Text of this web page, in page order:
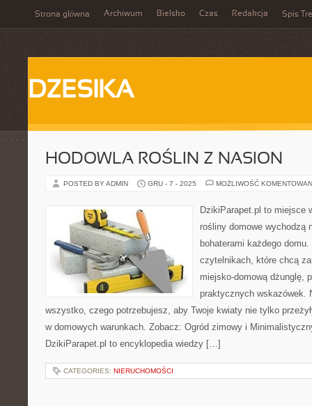
Strona główna Archiwum Bielsko Czas Redakcja Spis
DZESIKA
HODOWLA ROŚLIN Z NASION
POSTED BY ADMIN GRU - 7 - 2025 MOŻLIWOŚĆ
DzikiParapet.pl to miejsce
rośliny domowe wychodzą
bohaterami każdego
czytelnikach, które chcą
miejsko-domową dżunglę,
praktycznych wskazówek.
wszystko, czego potrzebujesz, aby Twoje kwiaty nie tylko
w domowych warunkach. Zobacz: Ogród zimowy i
DzikiParapet.pl to encyklopedia wiedzy […]
CATEGORIES: NIERUCHOMOŚCI